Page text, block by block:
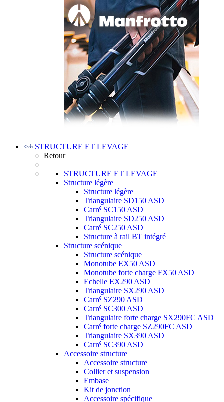
STRUCTURE ET LEVAGE
Retour
STRUCTURE ET LEVAGE
Structure légère
Structure légère
Triangulaire SD150 ASD
Carré SC150 ASD
Triangulaire SD250 ASD
Carré SC250 ASD
Structure à rail BT intégré
Structure scénique
Structure scénique
Monotube EX50 ASD
Monotube forte charge FX50 ASD
Echelle EX290 ASD
Triangulaire SX290 ASD
Carré SZ290 ASD
Carré SC300 ASD
Triangulaire forte charge SX290FC ASD
Carré forte charge SZ290FC ASD
Triangulaire SX390 ASD
Carré SC390 ASD
Accessoire structure
Accessoire structure
Collier et suspension
Embase
Kit de jonction
Accessoire spécifique